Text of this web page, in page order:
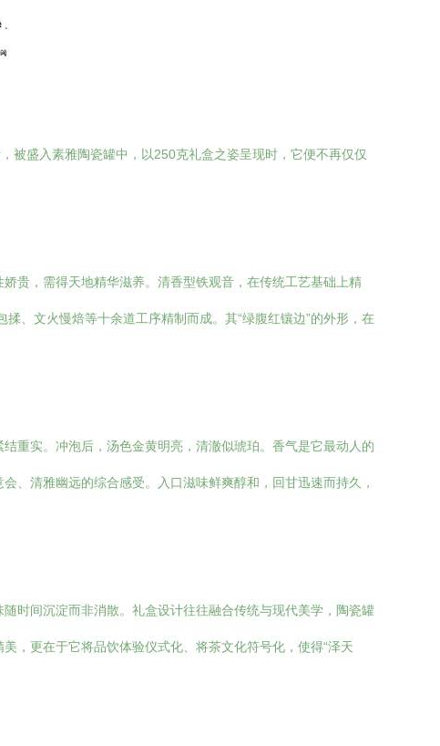
被盛入素雅陶瓷罐中，以250克礼盒之姿呈现时，它便不再仅仅
贵，需得天地精华滋养。清香型铁观音，在传统工艺基础上精
、文火慢焙等十余道工序精制而成。其“绿腹红镶边”的外形，在
重实。冲泡后，汤色金黄明亮，清澈似琥珀。香气是它最动人的
、清雅幽远的综合感受。入口滋味鲜爽醇和，回甘迅速而持久，
时间沉淀而非消散。礼盒设计往往融合传统与现代美学，陶瓷罐
，更在于它将品饮体验仪式化、将茶文化符号化，使得“泽天